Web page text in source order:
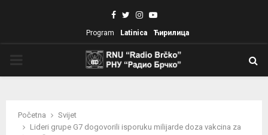
Facebook
TwitterInstagram
Youtube
Program Latinica Ћирилица
Početna
Svijet
Lideri grupe G7 dogovorili isporuku milijarde doza vakcina za